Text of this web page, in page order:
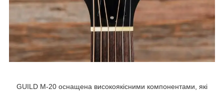
GUILD M-20 оснащена високоякісними компонентами, які